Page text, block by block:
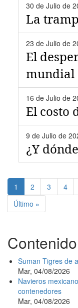
30 de Julio de
La
23 de Julio de
El
mundial
16 de Julio de
El costo
9 de Julio de
¿Y
Paginación
Página
actual
1 Page
2 Page
3 Page
4
Última
página
Último »
Suman Tigres de
Mar, 04/08/2026
Navieros
contenedores
Mar, 04/08/2026